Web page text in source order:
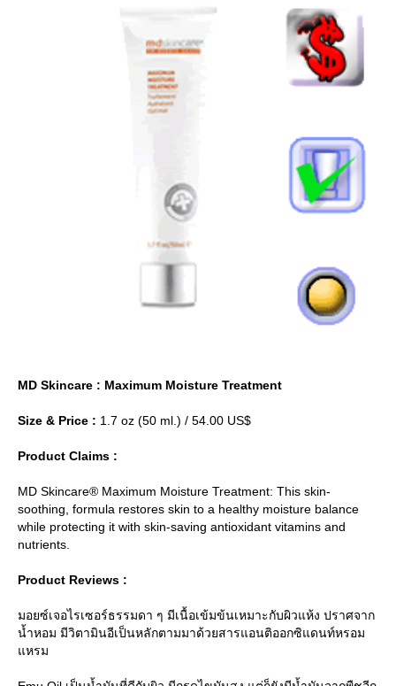
MD Skincare : Maximum Moisture Treatment
Size & Price : 1.7 oz (50 ml.) / 54.00 US$
Product Claims :
MD Skincare® Maximum Moisture Treatment: This skin-
soothing, formula restores skin to a healthy moisture balance
while protecting it with skin-saving antioxidant vitamins and
nutrients.
Product Reviews :
มอยซ์เจอไรเซอร์ธรรมดา ๆ มีเนื้อเข้มข้นเหมาะกับผิวแห้ง ปราศจาก
น้ำหอม มีวิตามินอีเป็นหลักตามมาด้วยสารแอนติออกซิแดนท์หรอม
หรม